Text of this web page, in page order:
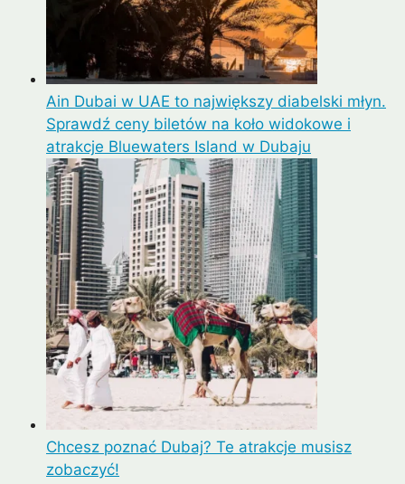
Ain Dubai w UAE to największy diabelski młyn.
Sprawdź ceny biletów na koło widokowe i
atrakcje Bluewaters Island w Dubaju
Chcesz poznać Dubaj? Te atrakcje musisz
zobaczyć!